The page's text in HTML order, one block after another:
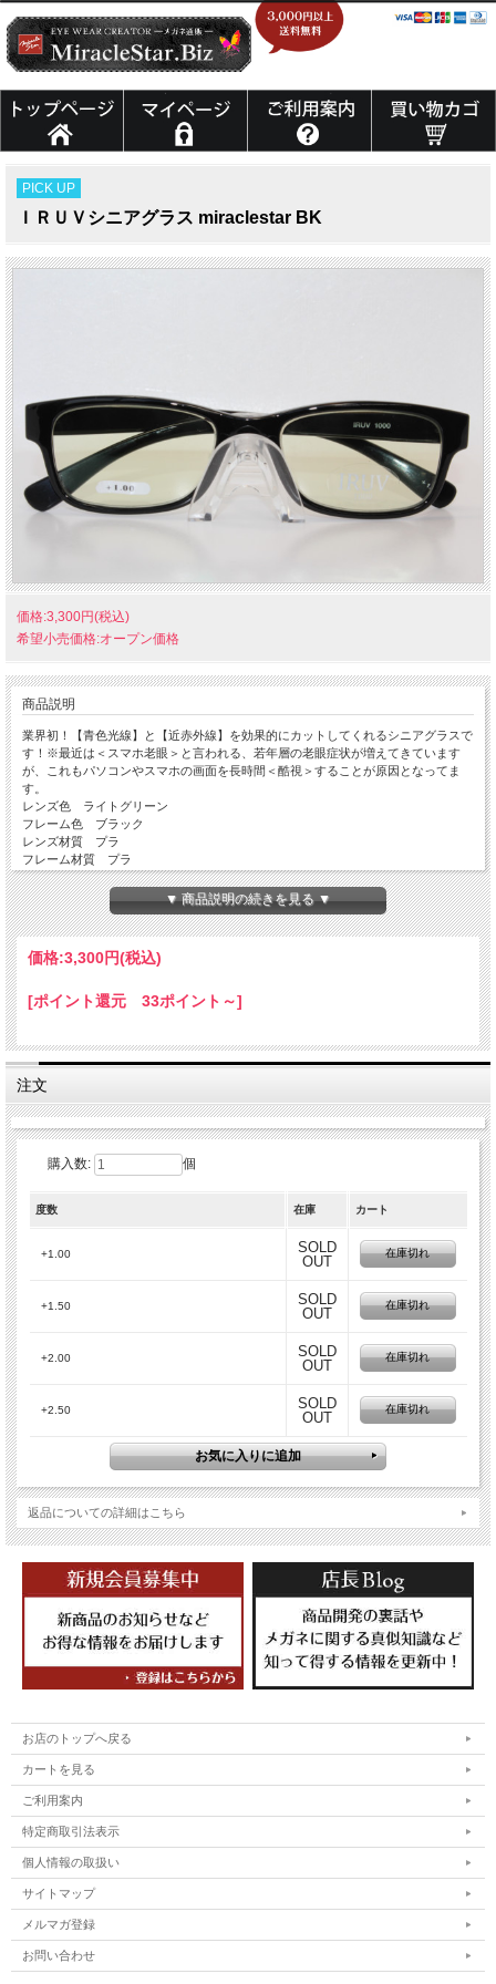
PICK UP
ＩＲＵＶシニアグラス miraclestar BK
価格:3,300円(税込)
希望小売価格:オープン価格
商品説明
業界初！【青色光線】と【近赤外線】を効果的にカットしてくれるシニアグラスで
す！※最近は＜スマホ老眼＞と言われる、若年層の老眼症状が増えてきています
が、これもパソコンやスマホの画面を長時間＜酷視＞することが原因となってま
す。
レンズ色 ライトグリーン
フレーム色 ブラック
レンズ材質 プラ
フレーム材質 プラ
青色光線（380～500nm） 約４３％カット！（ＪＩＳ規格基準：約３５％カッ
ト）
近赤外線（780～1,000nm 約５４％カット！
紫外線（280～380nm） ９９％以上カット！
レンズサイズ 50mm
▼ 商品説明の続きを見る ▼
価格:3,300円(税込)
[ポイント還元 33ポイント～]
注文
購入数: 個
度数 在庫 カート
+1.00
SOLD
OUT
在庫切れ
+1.50
SOLD
OUT
在庫切れ
+2.00
SOLD
OUT
在庫切れ
+2.50
SOLD
OUT
在庫切れ
返品についての詳細はこちら
お店のトップへ戻る
カートを見る
ご利用案内
特定商取引法表示
個人情報の取扱い
サイトマップ
メルマガ登録
お問い合わせ